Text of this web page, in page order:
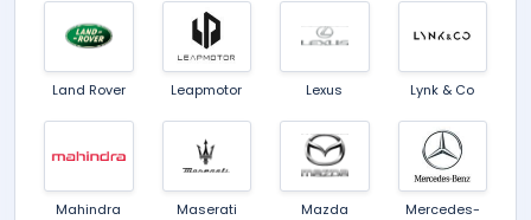
Land Rover Leapmotor Lexus Lynk & Co
Mahindra Maserati Mazda
Mercedes-